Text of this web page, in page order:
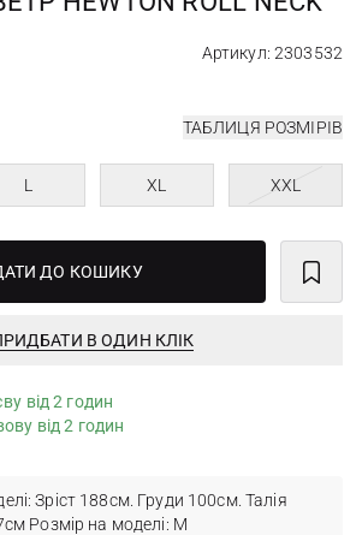
Артикул: 2303532
ТАБЛИЦЯ РОЗМІРІВ
L XL XXL
ДО КОШИКУ
В ОДИН КЛІК
від 2 годин
від 2 годин
Зріст 188см. Груди 100см. Талія
Розмір на моделі: М